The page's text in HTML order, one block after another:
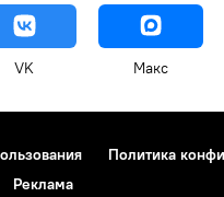
VK Макс
Политика
Реклама